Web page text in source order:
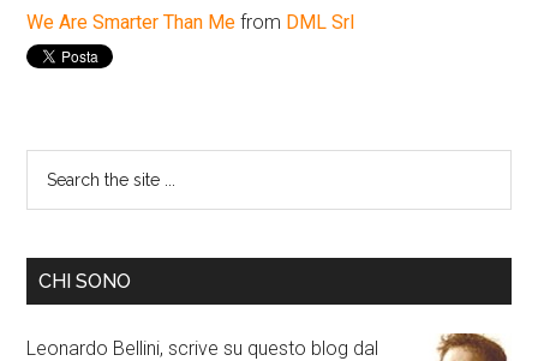
We Are Smarter Than Me from DML Srl
CHI SONO
Leonardo Bellini, scrive su questo blog dal